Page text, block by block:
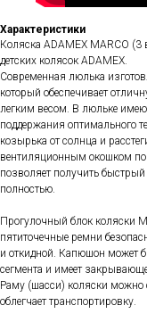
Характеристики
Коляска ADAMEX MARCO (3
детских колясок ADAMEX.
Современная люлька
который обеспечивает
легким весом. В люльке
поддержания оптимального
козырька от солнца и
вентиляционным окошком
позволяет получить быстрый
полностью.
Прогулочный блок коляски
пятиточечные ремни
и откидной. Капюшон может
сегмента и имеет
Раму (шасси) коляски можно
облегчает транспортировку.